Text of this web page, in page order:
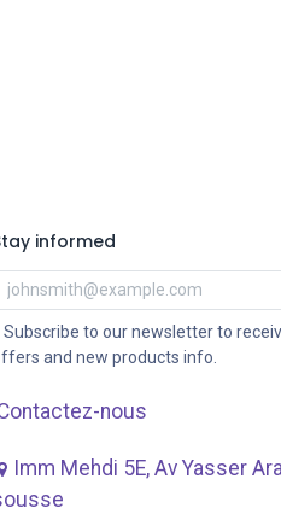
informed
Subscribe to our newsletter to
and new products info.
nous
Imm Mehdi 5E, Av ​Yasser